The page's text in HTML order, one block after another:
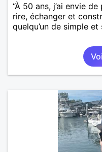
“À 50 ans, j’ai envie
rire, échanger et
quelqu’un de simple et